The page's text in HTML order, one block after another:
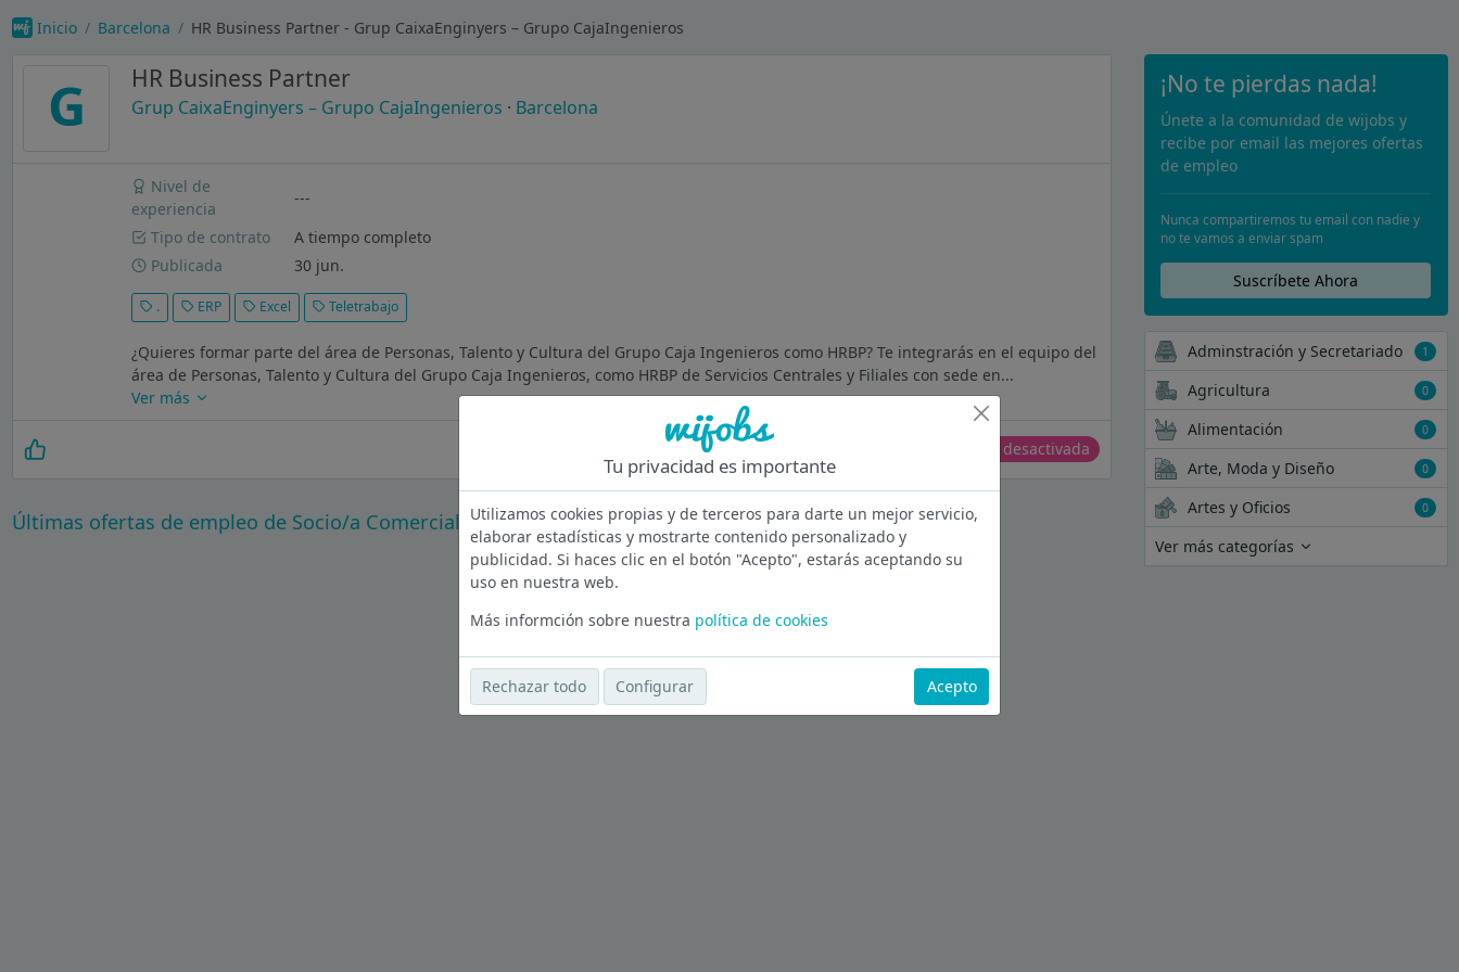
Inicio Barcelona HR Business Partner - Grup CaixaEnginyers – Grupo CajaIngenieros
G HR Business Partner
Grup CaixaEnginyers – Grupo CajaIngenieros · Barcelona
Nivel de
experiencia
---
Tipo de contrato
A tiempo completo
Publicada
30 jun.
. ERP Excel Teletrabajo
¿Quieres formar parte del área de Personas, Talento y Cultura del Grupo Caja Ingenieros como HRBP? Te integrarás en el equipo del
área de Personas, Talento y Cultura del Grupo Caja Ingenieros, como HRBP de Servicios Centrales y Filiales con sede en...
Ver más
Oferta desactivada
Últimas ofertas de empleo de Socio/a Comercial de Recursos Humanos en Barcelona
Ver más ofertas
¡No te pierdas nada!
Únete a la comunidad de wijobs y
recibe por email las mejores ofertas
de empleo
Nunca compartiremos tu email con nadie y
no te vamos a enviar spam
Suscríbete Ahora
Adminstración y Secretariado 1
Agricultura 0
Alimentación 0
Arte, Moda y Diseño 0
Artes y Oficios 0
Ver más categorías
Tu privacidad es importante
Utilizamos cookies propias y de terceros para darte un mejor servicio,
elaborar estadísticas y mostrarte contenido personalizado y
publicidad. Si haces clic en el botón "Acepto", estarás aceptando su
uso en nuestra web.
Más informción sobre nuestra política de cookies
Rechazar todo Configurar Acepto